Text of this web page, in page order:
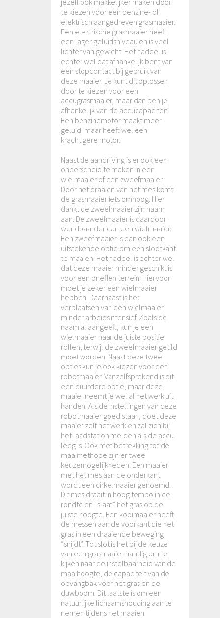
jezelf ook makkelijker maken door
te kiezen voor een benzine- of
elektrisch aangedreven grasmaaier.
Een elektrische grasmaaier heeft
een lager geluidsniveau en is veel
lichter van gewicht. Het nadeel is
echter wel dat afhankelijk bent van
een stopcontact bij gebruik van
deze maaier. Je kunt dit oplossen
door te kiezen voor een
accugrasmaaier, maar dan ben je
afhankelijk van de accucapaciteit.
Een benzinemotor maakt meer
geluid, maar heeft wel een
krachtigere motor.
Naast de aandrijving is er ook een
onderscheid te maken in een
wielmaaier of een zweefmaaier.
Door het draaien van het mes komt
de grasmaaier iets omhoog. Hier
dankt de zweefmaaier zijn naam
aan. De zweefmaaier is daardoor
wendbaarder dan een wielmaaier.
Een zweefmaaier is dan ook een
uitstekende optie om een slootkant
te maaien. Het nadeel is echter wel
dat deze maaier minder geschikt is
voor een oneffen terrein. Hiervoor
moet je zeker een wielmaaier
hebben. Daarnaast is het
verplaatsen van een wielmaaier
minder arbeidsintensief. Zoals de
naam al aangeeft, kun je een
wielmaaier naar de juiste positie
rollen, terwijl de zweefmaaier getild
moet worden. Naast deze twee
opties kun je ook kiezen voor een
robotmaaier. Vanzelfsprekend is dit
een duurdere optie, maar deze
maaier neemt je wel al het werk uit
handen. Als de instellingen van deze
robotmaaier goed staan, doet deze
maaier zelf het werk en zal zich bij
het laadstation melden als de accu
leeg is. Ook met betrekking tot de
maaimethode zijn er twee
keuzemogelijkheden. Een maaier
met het mes aan de onderkant
wordt een cirkelmaaier genoemd.
Dit mes draait in hoog tempo in de
rondte en “slaat” het gras op de
juiste hoogte. Een kooimaaier heeft
de messen aan de voorkant die het
gras in een draaiende beweging
“snijdt”. Tot slot is het bij de keuze
van een grasmaaier handig om te
kijken naar de instelbaarheid van de
maaihoogte, de capaciteit van de
opvangbak voor het gras en de
duwboom. Dit laatste is om een
natuurlijke lichaamshouding aan te
nemen tijdens het maaien.